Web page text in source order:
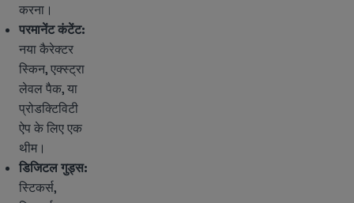
करना।
परमानेंट कंटेंट:
नया कैरेक्टर
स्किन, एक्स्ट्रा
लेवल पैक, या
प्रोडक्टिविटी
ऐप के लिए एक
थीम।
डिजिटल गुड्स:
स्टिकर्स,